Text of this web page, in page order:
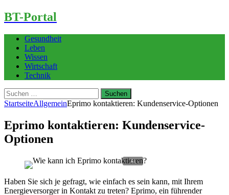
BT-Portal
Gesundheit
Leben
Wissen
Wirtschaft
Technik
Suchen
nach:
StartseiteAllgemeinEprimo kontaktieren: Kundenservice-Optionen
Eprimo kontaktieren: Kundenservice-
Optionen
Haben Sie sich je gefragt, wie einfach es sein kann, mit Ihrem
Energieversorger in Kontakt zu treten? Eprimo, ein führender